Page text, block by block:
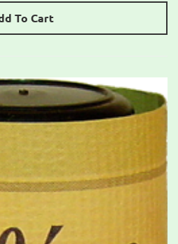
To Cart